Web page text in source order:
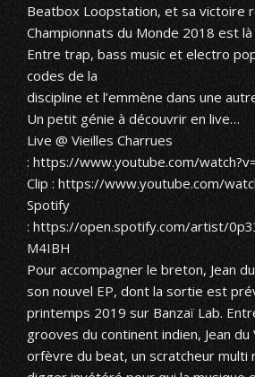
Beatbox Loopstation, et sa victoire
Championnats du Monde 2018 est
Entre trap, bass music et electro
codes de la
discipline et l’emmène dans une
Un petit génie à découvrir en live…
Live @ Vieilles Charrues
: https://www.youtube.com/
Clip : https://www.youtube.com/
Spotify
: https://open.spotify.com/artist/
M4IBH
Pour accompagner le breton, Jean
son nouvel EP, dont la sortie est
printemps 2019 sur Banzaï Lab.
grooves du continent indien, Jean
orfèvre du beat, un scratcheur multi